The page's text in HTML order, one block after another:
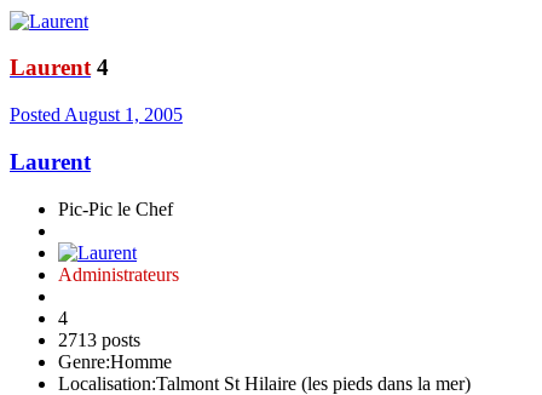
Laurent 4
Posted August 1, 2005
Laurent
Pic-Pic le Chef
Administrateurs
4
2713 posts
Genre:Homme
Localisation:Talmont St Hilaire (les pieds dans la mer)